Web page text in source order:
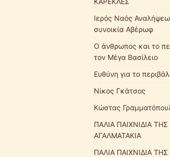
Ιερός Ναός
συνοικία Αβέρωφ
Ο άνθρωπος και το
τον Μέγα Βασίλειο
Ευθύνη για το
Νίκος Γκάτσος
Κώστας
ΠΑΛΙΑ ΠΑΙΧΝΙΔΙΑ
ΑΓΑΛΜΑΤΑΚΙΑ
ΠΑΛΙΑ ΠΑΙΧΝΙΔΙΑ